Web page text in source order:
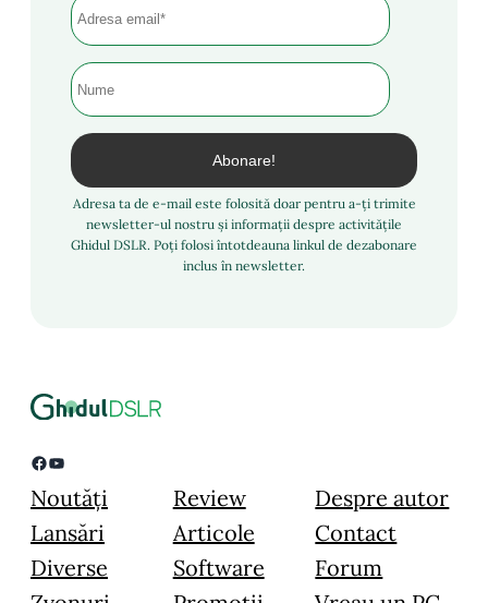
Adresa ta de e-mail este folosită doar pentru a-ți trimite
newsletter-ul nostru și informații despre activitățile
Ghidul DSLR. Poți folosi întotdeauna linkul de dezabonare
inclus în newsletter.
Facebook YouTube
Noutăți
Lansări
Diverse
Review
Articole
Software
Despre autor
Contact
Forum